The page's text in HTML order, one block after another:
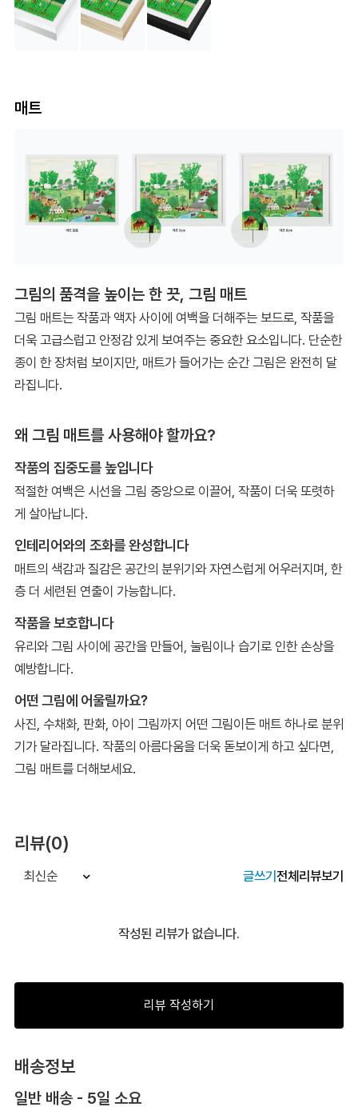
매트
그림의 품격을 높이는 한 끗, 그림 매트
그림 매트는 작품과 액자 사이에 여백을 더해주는 보드로, 작품을
더욱 고급스럽고 안정감 있게 보여주는 중요한 요소입니다. 단순한
종이 한 장처럼 보이지만, 매트가 들어가는 순간 그림은 완전히 달
라집니다.
왜 그림 매트를 사용해야 할까요?
작품의 집중도를 높입니다
적절한 여백은 시선을 그림 중앙으로 이끌어, 작품이 더욱 또렷하
게 살아납니다.
인테리어와의 조화를 완성합니다
매트의 색감과 질감은 공간의 분위기와 자연스럽게 어우러지며, 한
층 더 세련된 연출이 가능합니다.
작품을 보호합니다
유리와 그림 사이에 공간을 만들어, 눌림이나 습기로 인한 손상을
예방합니다.
어떤 그림에 어울릴까요?
사진, 수채화, 판화, 아이 그림까지 어떤 그림이든 매트 하나로 분위
기가 달라집니다. 작품의 아름다움을 더욱 돋보이게 하고 싶다면,
그림 매트를 더해보세요.
리뷰(0)
최신순 글쓰기전체리뷰보기
작성된 리뷰가 없습니다.
리뷰 작성하기
배송정보
일반 배송 - 5일 소요